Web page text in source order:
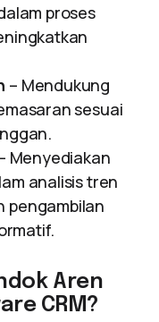
proses
– Mendukung
sesuai
Menyediakan
analisis tren
pengambilan
Aren
CRM?